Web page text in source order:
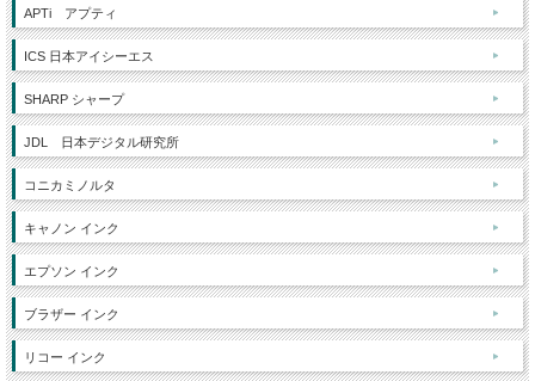
APTi アプティ
ICS 日本アイシーエス
SHARP シャープ
JDL 日本デジタル研究所
コニカミノルタ
キャノン インク
エプソン インク
ブラザー インク
リコー インク